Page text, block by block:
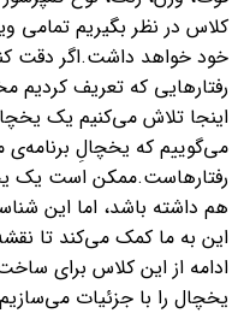
کلاس در نظر بگیریم تمامی
خود خواهد داشت.اگر دقت
رفتارهایی که تعریف
اینجا تلاش می‌کنیم یک
می‌گوییم که یخچالِ برنامه‌ی
رفتارهاست.ممکن است یک
هم داشته باشد، اما این
این به ما کمک می‌کند تا
ادامه از این کلاس برای
یخچال را با جزئیات